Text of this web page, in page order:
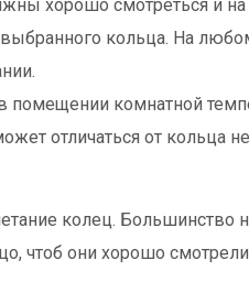
хорошо смотреться и
кольца. На
помещении комнатной
отличаться от кольца
колец. Большинство
чтоб они хорошо